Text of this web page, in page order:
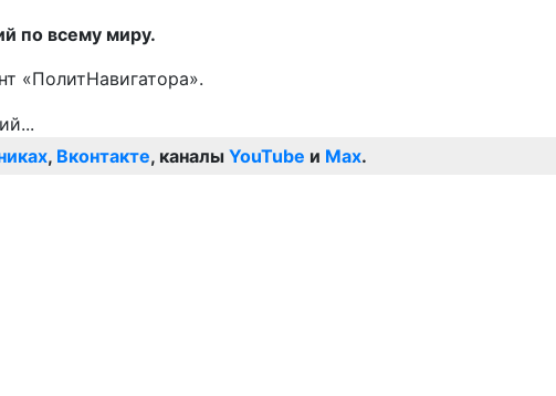
по всему миру.
«ПолитНавигатора».
, Вконтакте, каналы YouTube и Max.